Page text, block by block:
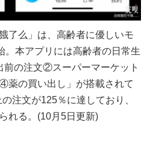
了么」は、高齢者に優しいモ
。本アプリには高齢者の日常生
の注文②スーパーマーケット
の買い出し」が搭載されて
注文が125％に達しており、
れる。(10月5日更新)